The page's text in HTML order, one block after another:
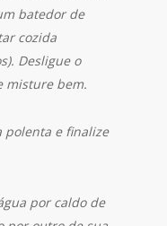
batedor de
cozida
Desligue o
misture bem.
polenta e finalize
por caldo de